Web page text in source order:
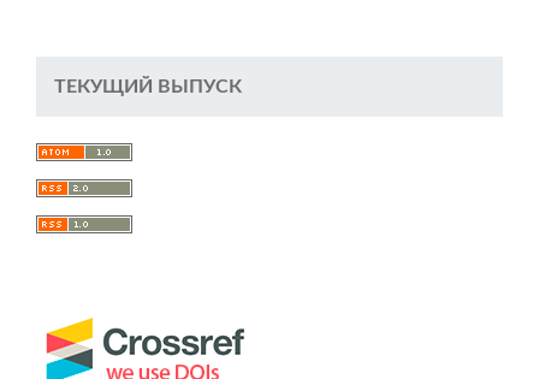
ТЕКУЩИЙ ВЫПУСК